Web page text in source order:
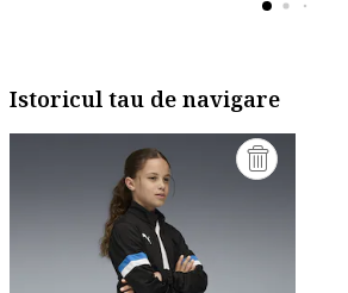
Istoricul tau de navigare